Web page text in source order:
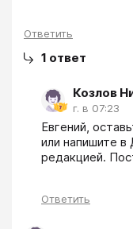
Ответить
1 ответ
Козлов
г. в 07:23
Евгений,
или напишите
редакцией.
Ответить